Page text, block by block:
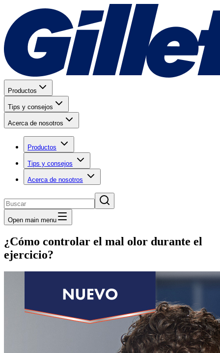
Productos
Tips y consejos
Acerca de nosotros
Productos
Tips y consejos
Acerca de nosotros
Open main menu
¿Cómo controlar el mal olor durante el
ejercicio?